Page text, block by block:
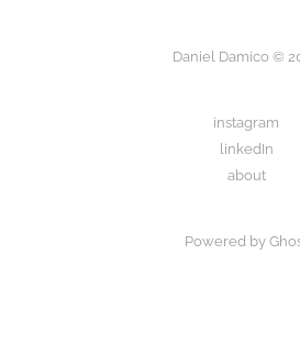
Daniel Damico ©
instagram
linkedIn
about
Powered by